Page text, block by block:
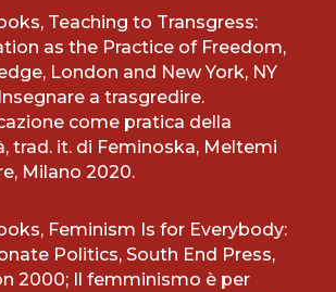
Teaching to Transgress:
as the Practice of Freedom,
London and New York, NY
a trasgredire.
come pratica della
trad. it. di Feminoska, Meltemi
Milano 2020.
Feminism Is for Everybody:
Politics, South End Press,
2000; Il femminismo è per